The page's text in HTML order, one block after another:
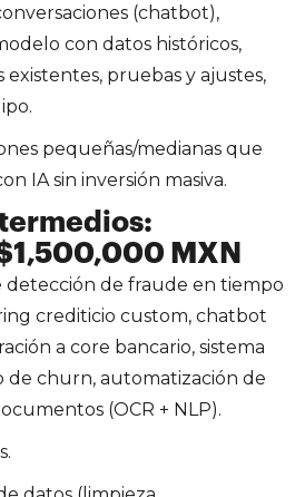
(chatbot),
con datos históricos,
existentes, pruebas y ajustes,
pequeñas/medianas que
IA sin inversión masiva.
MXN
detección de fraude en tiempo
crediticio custom, chatbot
a core bancario, sistema
de churn, automatización de
(OCR + NLP).